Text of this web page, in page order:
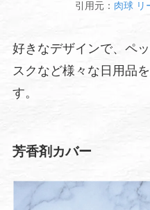
引用元： 肉球 リ
好きなデザインで、ペ
スクなど様々な日用品
す。
芳香剤カバー